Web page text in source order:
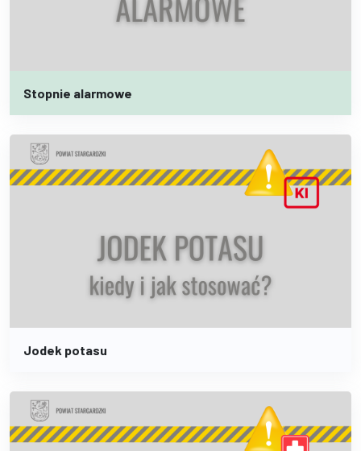
Stopnie alarmowe
Jodek potasu